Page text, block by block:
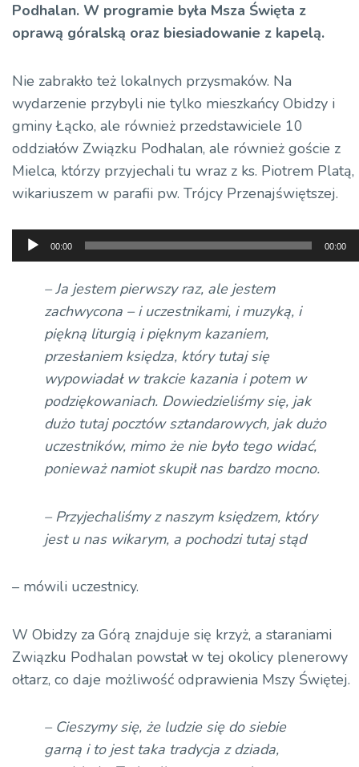
Podhalan. W programie była Msza Święta z
oprawą góralską oraz biesiadowanie z kapelą.
Nie zabrakło też lokalnych przysmaków. Na
wydarzenie przybyli nie tylko mieszkańcy Obidzy i
gminy Łącko, ale również przedstawiciele 10
oddziałów Związku Podhalan, ale również goście z
Mielca, którzy przyjechali tu wraz z ks. Piotrem Platą,
wikariuszem w parafii pw. Trójcy Przenajświętszej.
Odtwarzacz
plików
dźwiękowych
00:00 00:00
– Ja jestem pierwszy raz, ale jestem
zachwycona – i uczestnikami, i muzyką, i
piękną liturgią i pięknym kazaniem,
przesłaniem księdza, który tutaj się
wypowiadał w trakcie kazania i potem w
podziękowaniach. Dowiedzieliśmy się, jak
dużo tutaj pocztów sztandarowych, jak dużo
uczestników, mimo że nie było tego widać,
ponieważ namiot skupił nas bardzo mocno.
– Przyjechaliśmy z naszym księdzem, który
jest u nas wikarym, a pochodzi tutaj stąd
– mówili uczestnicy.
W Obidzy za Górą znajduje się krzyż, a staraniami
Związku Podhalan powstał w tej okolicy plenerowy
ołtarz, co daje możliwość odprawienia Mszy Świętej.
– Cieszymy się, że ludzie się do siebie
garną i to jest taka tradycja z dziada,